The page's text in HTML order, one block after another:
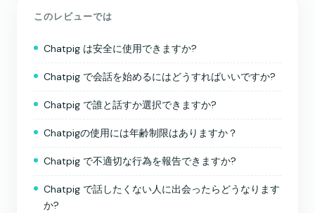
このレビューでは
Chatpig は安全に使用できますか?
Chatpig で会話を始めるにはどうすればいいですか?
Chatpig で誰と話すか選択できますか?
Chatpigの使用には年齢制限はありますか？
Chatpig で不適切な行為を報告できますか?
Chatpig で話したくない人に出会ったらどうなります
か?